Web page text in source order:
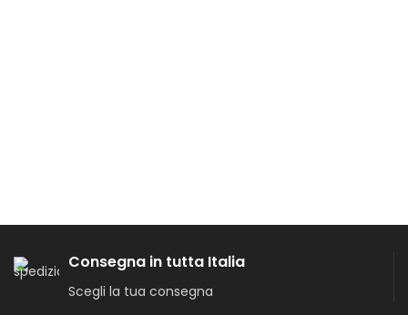
Consegna in tutta Italia
Scegli la tua consegna